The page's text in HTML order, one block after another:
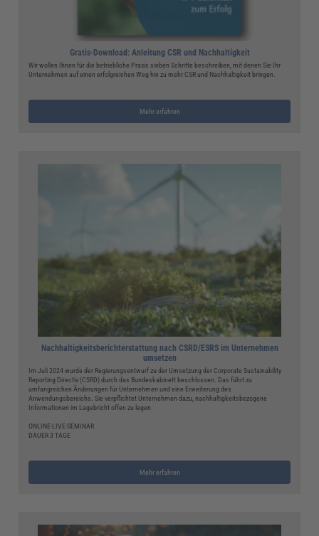
Gratis-Download: Anleitung CSR und Nachhaltigkeit
Wir wollen Ihnen für die betriebliche Praxis sieben Schritte beschreiben, mit denen Sie Ihr
Unternehmen auf einen erfolgreichen Weg hin zu mehr CSR und Nachhaltigkeit bringen.
Mehr erfahren
Nachhaltigkeitsberichterstattung nach CSRD/ESRS im Unternehmen
umsetzen
Im Juli 2024 wurde der Regierungsentwurf zu der Umsetzung der Corporate Sustainability
Reporting Directiv (CSRD) durch das Bundeskabinett beschlossen. Das führt zu
umfangreichen Änderungen für Unternehmen und eine Erweiterung des
Anwendungsbereichs. Sie verpflichtet Unternehmen dazu, nachhaltigkeitsbezogene
Informationen im Lagebricht offen zu legen.
ONLINE-LIVE-SEMINAR
DAUER 3 TAGE
Mehr erfahren